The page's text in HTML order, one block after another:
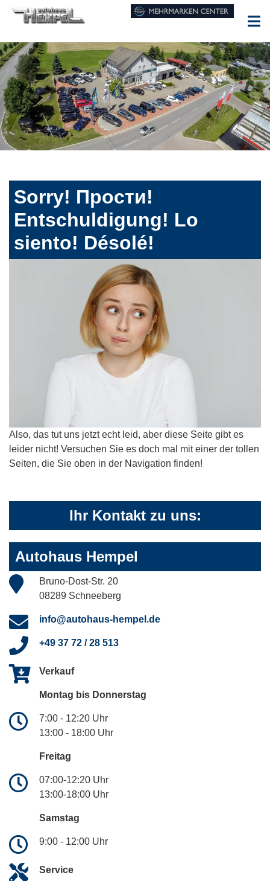
Sorry! Прости!
Entschuldigung! Lo
siento! Désolé!
Also, das tut uns jetzt echt leid, aber diese Seite gibt es
leider nicht! Versuchen Sie es doch mal mit einer der tollen
Seiten, die Sie oben in der Navigation finden!
Ihr Kontakt zu uns:
Autohaus Hempel
Bruno-Dost-Str. 20
08289 Schneeberg
info@autohaus-hempel.de
+49 37 72 / 28 513
Verkauf
Montag bis Donnerstag
7:00 - 12:20 Uhr
13:00 - 18:00 Uhr
Freitag
07:00-12:20 Uhr
13:00-18:00 Uhr
Samstag
9:00 - 12:00 Uhr
Service